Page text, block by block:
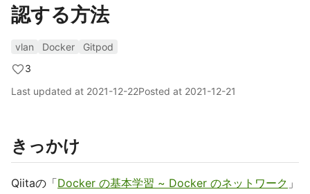
認する方法
vlan Docker
Gitpod
3
Last updated at 2021-12-22Posted at 2021-12-21
きっかけ
Qiitaの「Docker の基本学習 ~ Docker のネットワーク 」